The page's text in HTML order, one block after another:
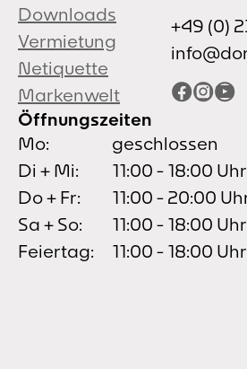
Downloads
Vermietung
Netiquette
Markenwelt
+49 (0)
Öffnungszeiten
Mo:
geschlossen
Di + Mi:
11:00 - 18:00 Uhr
Do + Fr:
11:00 - 20:00
Sa + So:
11:00 - 18:00 Uhr
Feiertag:
11:00 - 18:00 Uhr